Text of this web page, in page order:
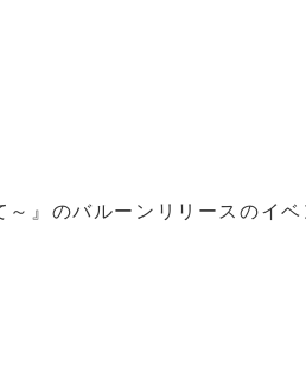
』のバルーンリリースのイベ